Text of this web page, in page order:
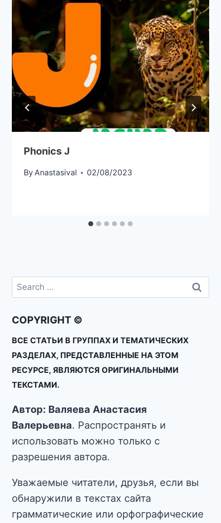
Phonics J
ByAnastasival 02/08/2023
COPYRIGHT ©
ВСЕ СТАТЬИ В ГРУППАХ И ТЕМАТИЧЕСКИХ
РАЗДЕЛАХ, ПРЕДСТАВЛЕННЫЕ НА ЭТОМ
РЕСУРСЕ, ЯВЛЯЮТСЯ ОРИГИНАЛЬНЫМИ
ТЕКСТАМИ.
Автор: Валяева Анастасия
Валерьевна. Распространять и
использовать можно только с
разрешения автора.
Уважаемые читатели, друзья, если вы
обнаружили в текстах сайта
грамматические или орфографические